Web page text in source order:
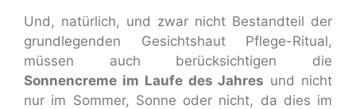
Und, natürlich, und zwar nicht Bestandteil der
grundlegenden Gesichtshaut Pflege-Ritual,
müssen auch berücksichtigen die
Sonnencreme im Laufe des Jahres und nicht
nur im Sommer, Sonne oder nicht, da dies im